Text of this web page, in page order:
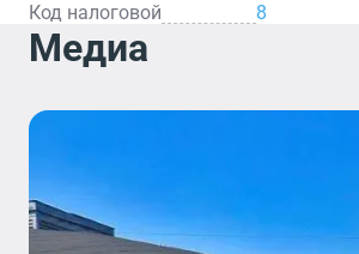
Код налоговой 8
Медиа